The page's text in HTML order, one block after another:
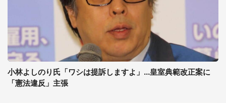
小林よしのり氏「ワシは提訴しますよ」...皇室典範改正案に
「憲法違反」主張